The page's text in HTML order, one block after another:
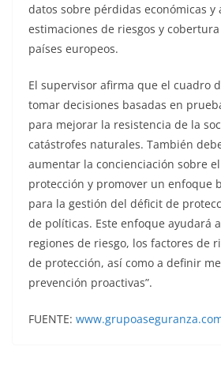
datos sobre pérdidas económicas y
estimaciones de riesgos y
países europeos.
El supervisor afirma que el cuadro
tomar decisiones basadas en
para mejorar la resistencia de la
catástrofes naturales. También
aumentar la concienciación sobre
protección y promover un enfoque
para la gestión del déficit de
de políticas. Este enfoque ayudará
regiones de riesgo, los factores de
de protección, así como a definir
prevención proactivas”.
FUENTE: